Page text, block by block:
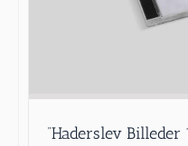
”Haderslev Billeder